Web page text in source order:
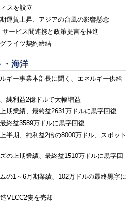
スを設立
運賃上昇、アジアの台風の影響懸念
サービス間連携と政策提言を推進
ライツ契約締結
・海洋
ギー事業本部長に聞く、エネルギー供給
純利益2億ドルで大幅増益
期業績、最終益2631万ドルに黒字回復
終益3589万ドルに黒字回復
半期、純利益2倍の8000万ドル、スポット
の上期業績、最終益1510万ドルに黒字回
の1～6月期業績、102万ドルの最終黒字に
VLCC2隻を売却